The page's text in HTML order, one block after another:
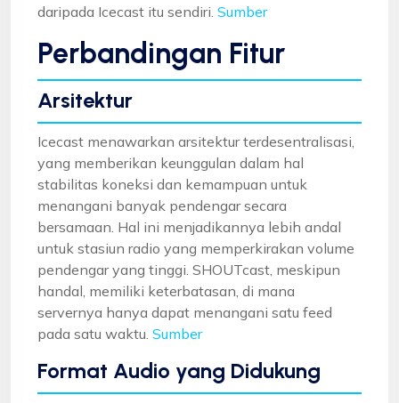
daripada Icecast itu sendiri. Sumber
Perbandingan Fitur
Arsitektur
Icecast menawarkan arsitektur terdesentralisasi,
yang memberikan keunggulan dalam hal
stabilitas koneksi dan kemampuan untuk
menangani banyak pendengar secara
bersamaan. Hal ini menjadikannya lebih andal
untuk stasiun radio yang memperkirakan volume
pendengar yang tinggi. SHOUTcast, meskipun
handal, memiliki keterbatasan, di mana
servernya hanya dapat menangani satu feed
pada satu waktu. Sumber
Format Audio yang Didukung